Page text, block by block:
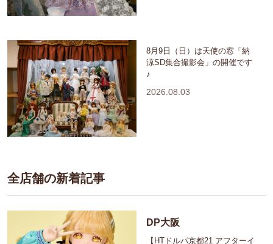
8月9日（日）は天使の窓「納
涼SD集合撮影会」の開催です
♪
2026.08.03
全店舗の新着記事
DP大阪
【HTドルパ京都21 アフターイ